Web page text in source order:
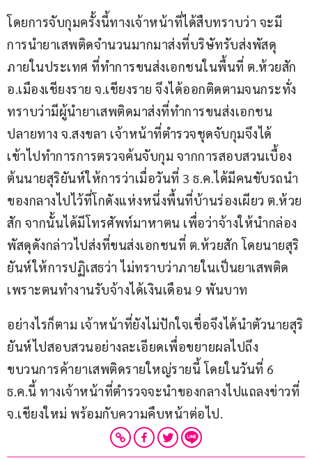
โดยการจับกุมครั้งนี้ทางเจ้าหน้าที่ได้สืบทราบว่า จะมี
การนำยาเสพติดจำนวนมากมาส่งที่บริษัทรับส่งพัสดุ
ภายในประเทศ ที่ทำการขนส่งเอกชนในพื้นที่ ต.ห้วยสัก
อ.เมืองเชียงราย จ.เชียงราย จึงได้ออกติดตามจนกระทั่ง
ทราบว่ามีผู้นำยาเสพติดมาส่งที่ทำการขนส่งเอกชน
ปลายทาง จ.สงขลา เจ้าหน้าที่ตำรวจชุดจับกุมจึงได้
เข้าไปทำการการตรวจค้นจับกุม จากการสอบสวนเบื้อง
ต้นนายสุริยันห์ให้การว่าเมื่อวันที่ 3 ธ.ค.ได้มีคนขับรถนำ
ของกลางไปไว้ที่โกดังแห่งหนึ่งพื้นที่บ้านร่องเผียว ต.ห้วย
สัก จากนั้นได้มีโทรศัพท์มาหาตน เพื่อว่าจ้างให้นำกล่อง
พัสดุดังกล่าวไปส่งที่ขนส่งเอกชนที่ ต.ห้วยสัก โดยนายสุริ
ยันห์ให้การปฏิเสธว่า ไม่ทราบว่าภายในเป็นยาเสพติด
เพราะตนทำงานรับจ้างได้เงินเดือน 9 พันบาท
อย่างไรก็ตาม เจ้าหน้าที่ยังไม่ปักใจเชื่อจึงได้นำตัวนายสุริ
ยันห์ไปสอบสวนอย่างละเอียดเพื่อขยายผลไปถึง
ขบวนการค้ายาเสพติดรายใหญ่รายนี้ โดยในวันที่ 6
ธ.ค.นี้ ทางเจ้าหน้าที่ตำรวจจะนำของกลางไปแถลงข่าวที่
จ.เชียงใหม่ พร้อมกับความคืบหน้าต่อไป.